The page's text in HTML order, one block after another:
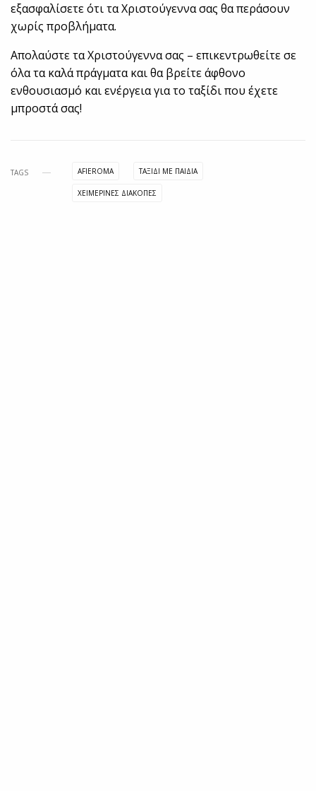
εξασφαλίσετε ότι τα Χριστούγεννα σας θα περάσουν
χωρίς προβλήματα.
Απολαύστε τα Χριστούγεννα σας – επικεντρωθείτε σε
όλα τα καλά πράγματα και θα βρείτε άφθονο
ενθουσιασμό και ενέργεια για το ταξίδι που έχετε
μπροστά σας!
TAGS AFIEROMA ΤΑΞΊΔΙ ΜΕ ΠΑΙΔΙΆ
ΧΕΙΜΕΡΙΝΈΣ ΔΙΑΚΟΠΈΣ